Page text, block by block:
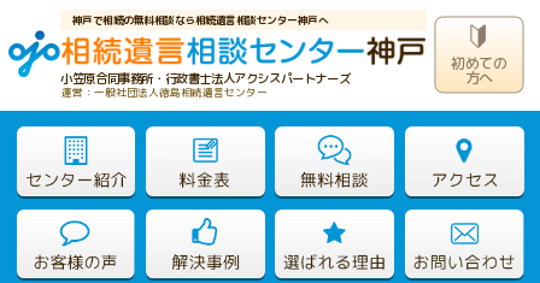
神戸で相続の無料相談なら相続遺言相談センター神戸へ
小笠原合同事務所・行政書士法人アクシスパートナーズ
運営：一般社団法人徳島相続遺言センター
初めての
方へ